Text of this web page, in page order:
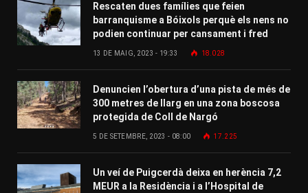
Rescaten dues famílies que feien
barranquisme a Bóixols perquè els nens no
podien continuar per cansament i fred
13 DE MAIG, 2023 - 19:33 18.028
Denuncien l’obertura d’una pista de més de
300 metres de llarg en una zona boscosa
protegida de Coll de Nargó
5 DE SETEMBRE, 2023 - 08:00 17.225
Un veí de Puigcerdà deixa en herència 7,2
MEUR a la Residència i a l’Hospital de